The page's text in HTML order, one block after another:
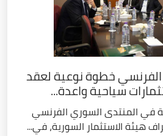
خطوة نوعية لعقد
سياحية واعدة...
في المنتدى السوري الفرنسي
هيئة الاستثمار السورية، في...